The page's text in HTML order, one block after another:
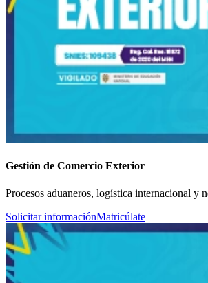
Gestión de Comercio Exterior
Procesos aduaneros, logística internacional y
Solicitar informaciónMatricúlate